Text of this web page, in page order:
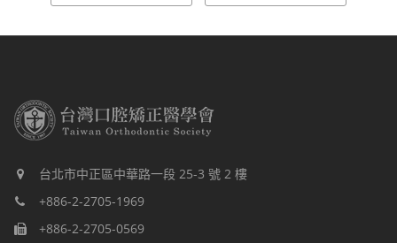
台北市中正區中華路一段 25-3 號 2 樓
+886-2-2705-1969
+886-2-2705-0569